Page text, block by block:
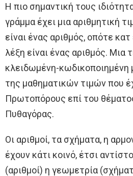
Η πιο σημαντική τους
γράμμα έχει μια αριθμητική
είναι ένας αριθμός, οπότε
λέξη είναι ένας αριθμός. Μια
κλειδωμένη-κωδικοποιημένη
της μαθηματικών τιμών που
Πρωτοπόρους επί του
Πυθαγόρας.
Οι αριθμοί, τα σχήματα, η
έχουν κάτι κοινό, έτσι
(αριθμοί) η γεωμετρία